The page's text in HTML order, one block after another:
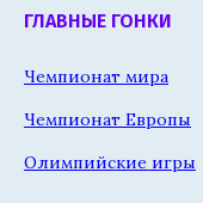
ГЛАВНЫЕ ГОНКИ
Чемпионат мира
Чемпионат Европы
Олимпийские игры